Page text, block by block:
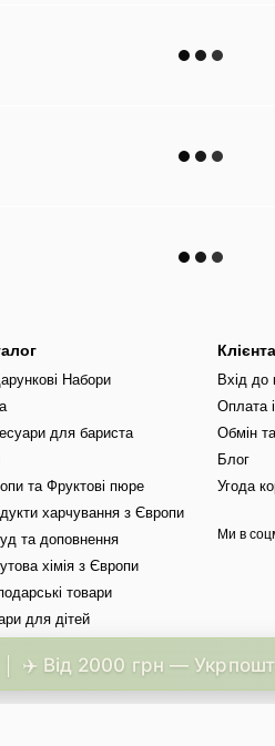
Набори
для бариста
та Фруктові пюре
харчування з Європи
та доповнення
хімія з Європи
товари
для дітей
Вхід до
Оплата
Обмін
Блог
Угода
Ми в